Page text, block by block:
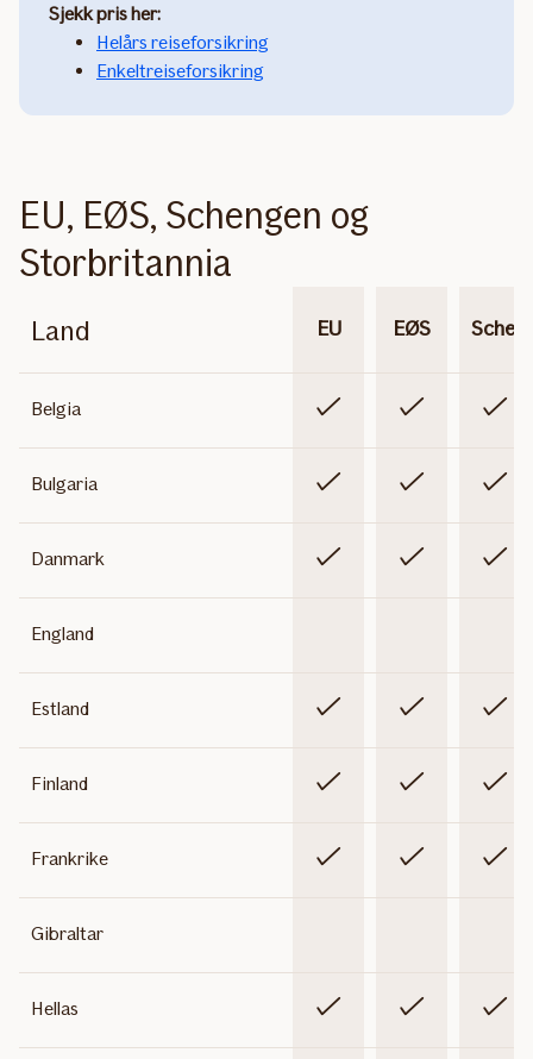
Sjekk pris her:
Helårs reiseforsikring
Enkeltreiseforsikring
EU, EØS, Schengen og
Storbritannia
Land EU EØS
Belgia Inkludert Inkludert
Bulgaria Inkludert Inkludert
Danmark Inkludert Inkludert
England
inkludert
inkludert
Estland
Inkludert Inkludert
Finland Inkludert Inkludert
Frankrike Inkludert Inkludert
Gibraltar
Hellas Inkludert Inkludert